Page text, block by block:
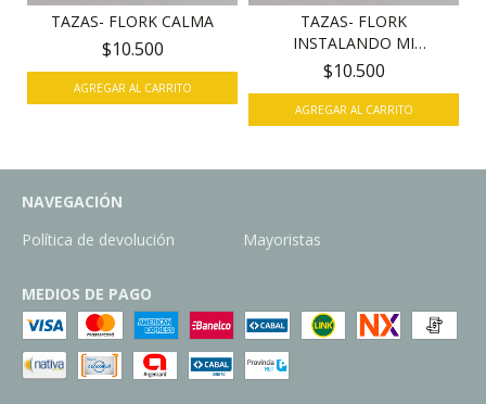
TAZAS- FLORK CALMA
$10.500
TAZAS- FLORK
INSTALANDO MI
PACIENCIA
$10.500
NAVEGACIÓN
Política de devolución
Mayoristas
MEDIOS DE PAGO